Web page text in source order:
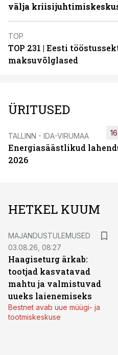
välja
TOP
TOP 231 | Eesti
maksuvõlglased
ÜRITUSED
TALLINN - IDA-VIRUMAA
Energiasäästlikud
2026
HETKEL KUUM
MAJANDUSTULEMUSED
03.08.26, 08:27
Haagiseturg ärkab:
tootjad kasvatavad
mahtu ja valmistuvad
uueks laienemiseks
Bestnet avab uue müügi- ja
tootmiskeskuse